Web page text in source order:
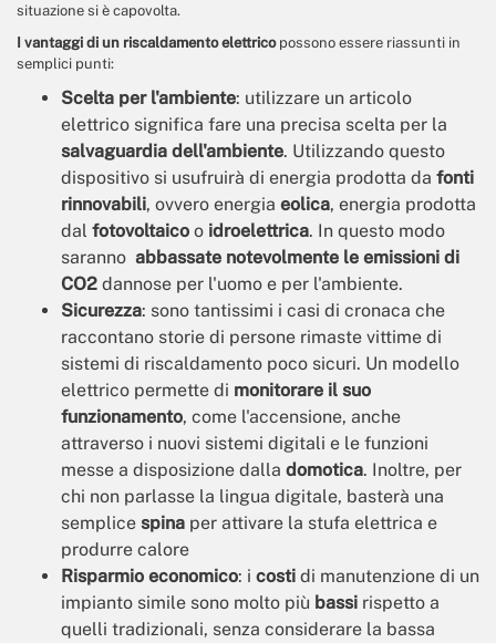
situazione si è capovolta.
I vantaggi di un riscaldamento elettricopossono essere riassunti in
semplici punti:
Scelta per l'ambiente: utilizzare un articolo
elettrico significa fare una precisa scelta per la
salvaguardia dell'ambiente. Utilizzando questo
dispositivo si usufruirà di energia prodotta da fonti
rinnovabili, ovvero energia eolica, energia prodotta
dal fotovoltaico o idroelettrica. In questo modo
saranno abbassate notevolmente le emissioni di
CO2 dannose per l'uomo e per l'ambiente.
Sicurezza: sono tantissimi i casi di cronaca che
raccontano storie di persone rimaste vittime di
sistemi di riscaldamento poco sicuri. Un modello
elettrico permette di monitorare il suo
funzionamento, come l'accensione, anche
attraverso i nuovi sistemi digitali e le funzioni
messe a disposizione dalla domotica. Inoltre, per
chi non parlasse la lingua digitale, basterà una
semplice spina per attivare la stufa elettrica e
produrre calore
Risparmio economico: i costi di manutenzione di un
impianto simile sono molto più bassi rispetto a
quelli tradizionali, senza considerare la bassa